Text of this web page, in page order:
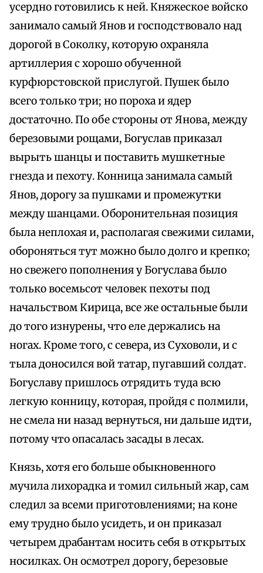
усердно готовились к ней. Княжеское войско
занимало самый Янов и господствовало над
дорогой в Соколку, которую охраняла
артиллерия с хорошо обученной
курфюрстовской прислугой. Пушек было
всего только три; но пороха и ядер
достаточно. По обе стороны от Янова, между
березовыми рощами, Богуслав приказал
вырыть шанцы и поставить мушкетные
гнезда и пехоту. Конница занимала самый
Янов, дорогу за пушками и промежутки
между шанцами. Оборонительная позиция
была неплохая и, располагая свежими силами,
обороняться тут можно было долго и крепко;
но свежего пополнения у Богуслава было
только восемьсот человек пехоты под
начальством Кирица, все же остальные были
до того изнурены, что еле держались на
ногах. Кроме того, с севера, из Суховоли, и с
тыла доносился вой татар, пугавший солдат.
Богуславу пришлось отрядить туда всю
легкую конницу, которая, пройдя с полмили,
не смела ни назад вернуться, ни дальше идти,
потому что опасалась засады в лесах.
Князь, хотя его больше обыкновенного
мучила лихорадка и томил сильный жар, сам
следил за всеми приготовлениями; на коне
ему трудно было усидеть, и он приказал
четырем драбантам носить себя в открытых
носилках. Он осмотрел дорогу, березовые